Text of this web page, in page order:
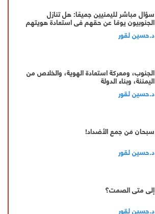
سؤال مباشر لليمنيين جميعًا: هل تنازل
الجنوبيون يومًا عن حقهم في استعادة هويتهم
الجنوبية وبناء دولتهم؟
د.حسين لقور
الجنوب، ومعركة استعادة الهوية، والخلاص من
اليمننة، وبناء الدولة
د.حسين لقور
سبحان مَن جمع الأضداد!
د.حسين لقور
إلى متى الصمت؟
د.حسين لقور